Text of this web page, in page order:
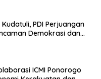
PDI Perjuangan
Demokrasi dan
ICMI Ponorogo